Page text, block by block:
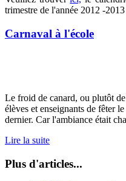
trimestre de l'année 2012 -
Carnaval à l'école
Le froid de canard, ou plutôt
élèves et enseignants de fêter
dernier. Car l'ambiance était
Lire la suite
Plus d'articles...